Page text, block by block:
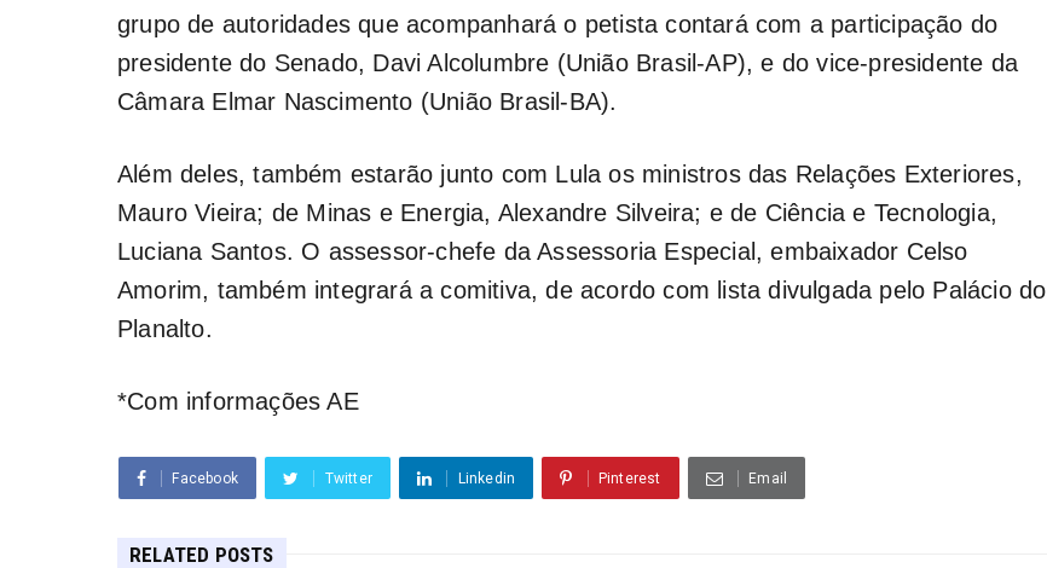
grupo de autoridades que acompanhará o petista contará com a participação do
presidente do Senado, Davi Alcolumbre (União Brasil-AP), e do vice-presidente da
Câmara Elmar Nascimento (União Brasil-BA).
Além deles, também estarão junto com Lula os ministros das Relações Exteriores,
Mauro Vieira; de Minas e Energia, Alexandre Silveira; e de Ciência e Tecnologia,
Luciana Santos. O assessor-chefe da Assessoria Especial, embaixador Celso
Amorim, também integrará a comitiva, de acordo com lista divulgada pelo Palácio do
Planalto.
*Com informações AE
Facebook Twitter Linkedin Pinterest Email
RELATED POSTS